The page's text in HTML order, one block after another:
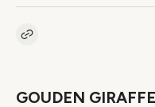
Kopieer link naar artikel
GOUDEN